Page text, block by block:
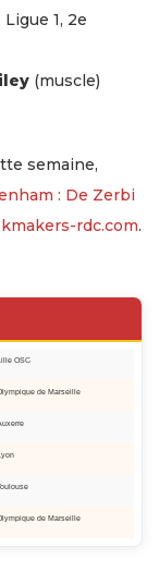
1, 2e
(muscle)
semaine,
: De Zerbi
rdc.com.
OSC
de Marseille
de Marseille